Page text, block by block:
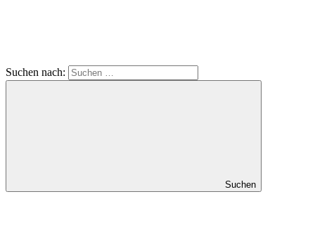
Suchen nach:
Suchen